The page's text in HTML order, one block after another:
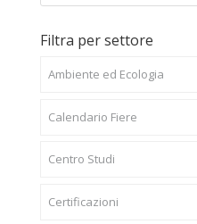
Filtra per settore
Ambiente ed Ecologia
Calendario Fiere
Centro Studi
Certificazioni